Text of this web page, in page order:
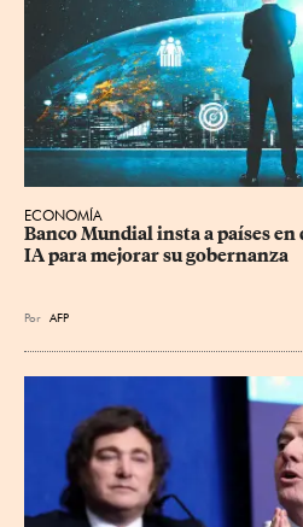
ECONOMÍA
Banco Mundial insta a países
IA para mejorar su gobernanza
Por AFP